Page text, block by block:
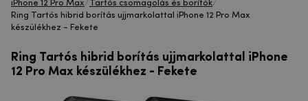
iPhone 12 Pro Max/Tartós csomagolás és borítók/
Ring Tartós hibrid borítás ujjmarkolattal iPhone 12 Pro Max
készülékhez - Fekete
Ring Tartós hibrid borítás ujjmarkolattal iPhone
12 Pro Max készülékhez - Fekete